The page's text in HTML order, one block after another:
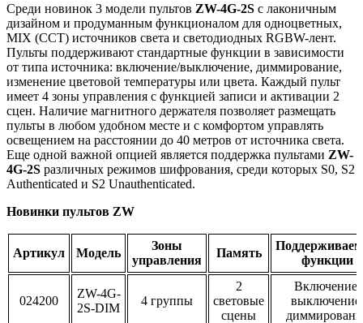
Среди новинок 3 модели пультов ZW-4G-2S с лаконичным
дизайном и продуманным функционалом для одноцветных,
MIX (CCT) источников света и светодиодных RGBW-лент.
Пульты поддерживают стандартные функции в зависимости
от типа источника: включение/выключение, диммирование,
изменение цветовой температуры или цвета. Каждый пульт
имеет 4 зоны управления с функцией записи и активации 2
сцен. Наличие магнитного держателя позволяет размещать
пульты в любом удобном месте и с комфортом управлять
освещением на расстоянии до 40 метров от источника света.
Еще одной важной опцией является поддержка пультами ZW-
4G-2S различных режимов шифрования, среди которых S0, S2
Authenticated и S2 Unauthenticated.
Новинки пультов ZW
Артикул Модель
Зоны
управления
Память
функции
024200
ZW-4G-
2S-DIM
4 группы
2
световые
сцены
Включение,
выключение,